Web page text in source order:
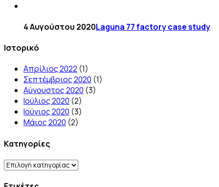
4 Αυγούστου 2020Laguna 77 factory case study
Ιστορικό
Απρίλιος 2022 (1)
Σεπτέμβριος 2020 (1)
Αύγουστος 2020 (3)
Ιούλιος 2020 (2)
Ιούνιος 2020 (3)
Μάιος 2020 (2)
Kατηγορίες
Kατηγορίες